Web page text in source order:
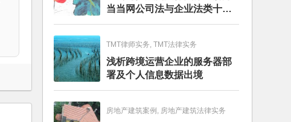
当当网公司法与企业法类十大
畅销图书榜
TMT律师实务, TMT法律实务
浅析跨境运营企业的服务器部
署及个人信息数据出境
房地产建筑案例, 房地产建筑法律实务